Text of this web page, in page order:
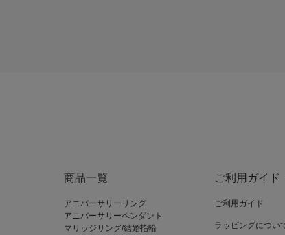
商品一覧
アニバーサリーリング
アニバーサリーペンダント
マリッジリング/結婚指輪
ご利用ガイド
ご利用ガイド
ラッピングについ